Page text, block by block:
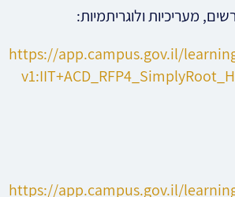
מעריכיות ולוגריתמיות:
https://app.campus.gov.il/
https://app.campus.gov.il/